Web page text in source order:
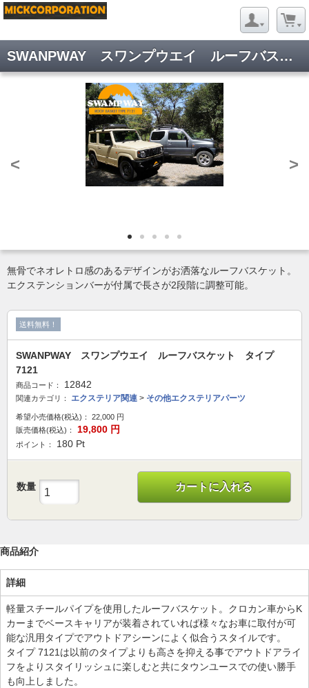
SWANPWAY スワンプウエイ ルーフバスケット タイプ 7121
< >
無骨でネオレトロ感のあるデザインがお洒落なルーフバスケット。
エクステンションバーが付属で長さが2段階に調整可能。
送料無料！
SWANPWAY スワンプウエイ ルーフバスケット タイプ
7121
商品コード： 12842
関連カテゴリ： エクステリア関連 > その他エクステリアパーツ
希望小売価格(税込)： 22,000 円
販売価格(税込)：
19,800 円
ポイント： 180 Pt
数量 カートに入れる
商品紹介
詳細
軽量スチールパイプを使用したルーフバスケット。クロカン車からK
カーまでベースキャリアが装着されていれば様々なお車に取付が可
能な汎用タイプでアウトドアシーンによく似合うスタイルです。
タイプ 7121は以前のタイプよりも高さを抑える事でアウトドアライ
フをよりスタイリッシュに楽しむと共にタウンユースでの使い勝手
も向上しました。